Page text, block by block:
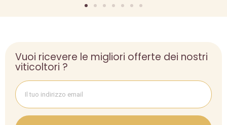
Vuoi ricevere le migliori offerte dei nostri
viticoltori ?